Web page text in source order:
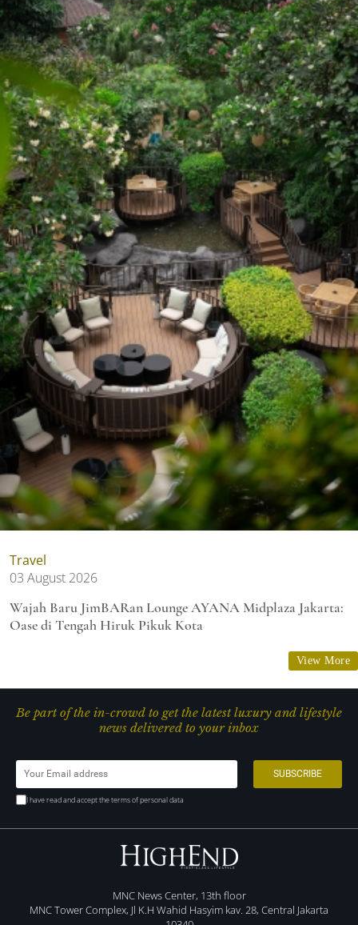
Travel
03 August 2026
Wajah Baru JimBARan Lounge AYANA Midplaza Jakarta:
Oase di Tengah Hiruk Pikuk Kota
View More
Be part of the in-crowd to get the latest luxury and lifestyle
news delivered to your inbox
I have read and accept the terms of personal data
MNC News Center, 13th floor
MNC Tower Complex, Jl K.H Wahid Hasyim kav. 28, Central Jakarta